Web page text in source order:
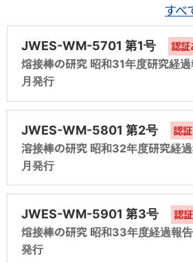
溶接関係の統計と溶接に関する統計のリン
溶接関連サイト
溶接技術の情報収集に役立つサイトをまと
文献オンライン
日本溶接協会発行の文献の中から頒布可
日本溶接協会70年史
2019年11月に日本溶接協会創立70周年
JIS検定を目指す方、更なる技能の向上
アーク溶接の実技とそのポイントをまとめ
炭酸ガスアーク溶接 入門篇・基本
JIS検定を目指す方、更なる技能の向上を
TIG溶接 ステンレス鋼・実技のポイ
JIS検定を目指す方、更なる技能の向上
溶接についての基本的な知識と技能の習
ガス切断の実技 安全な作業をするた
ガス切断の技能修得を目指す方、更なる
対象に、ガス切断の実技と安全作業を焦
溶接技術者交流会 WE-COM 入会
溶接管理技術者の方でご入会が済んでい
会ください。
WE-COMマガジンバックナンバー
たバックナンバーがログイン不要でご覧い
浪速博士の溶接がってん！
虎尾君が溶接技術で困った案件を浪速博
コミックです。溶接現象は動画も利用して
様々な溶接現場で活躍する溶接管理
会員向けWebマガジンWE-COMマガジン
溶接管理技術者記事をまとめました。入会
法で学んで理解を深めることができるコ
規格の確認
JIS、WES、LWSなどの検定試験規格につ
資格認証・認定制度のご
溶接技能者
ISO 9606-1に基づく溶接技能者評
外国人技能実習制度
溶接用語
「溶接用語事典 第2版」を元に初学者
い用語をピックアップし、解説を付与し
溶接レポートマンガ 現場からお伝
様々な現場で活躍する溶接技術をマン
様々な溶接現場で活躍する女性へのイ
しさや魅力をお伝えします。
コミック「溶接女子がゆく！！」
様々な現場で活躍する溶接技術をマン
す。
ようせつってなんだろう？
空に海に陸に生活に街で見かけるいろ
接をご紹介します。
溶接女子会
様々な溶接現場で活躍する女性へのイ
コミック「溶接女子がゆく！！」
溶接の世界に飛び込んだ溶接女子の
えします。
探す・調べる
り・調べることができます。
知る・学ぶ
マンガや動画、電子書籍など溶接技術に
法で学んで理解を深めることができるコン
ます。
ツール・様式の利用
溶接性計算、溶接記号などのツールや
式等が利用できます。
すべ
JWES-WM-5701 第1号 認証
熔接棒の研究 昭和31年度研究経
月発行
§1 緒言
§2 研究報告
JWES-WM-5801 第2号 認
溶接棒の研究 昭和32年度研究経
月発行
JWES-WM-5901 第3号 認
熔接棒の研究 昭和33年度経過報
発行